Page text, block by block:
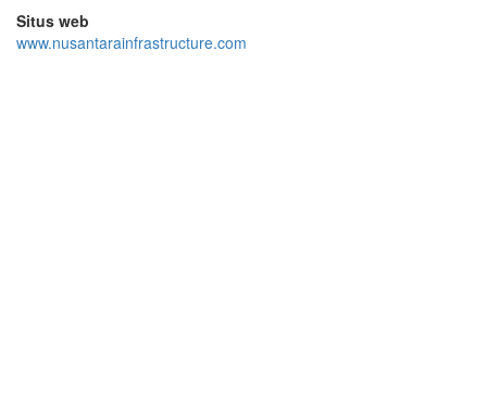
Situs web
www.nusantarainfrastructure.com